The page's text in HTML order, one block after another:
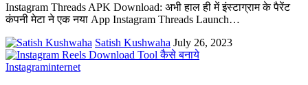
Instagram Threads APK Download: अभी हाल ही में इंस्टाग्राम के पैरेंट
कंपनी मेटा ने एक नया App Instagram Threads Launch…
Satish Kushwaha July 26, 2023
Instagraminternet